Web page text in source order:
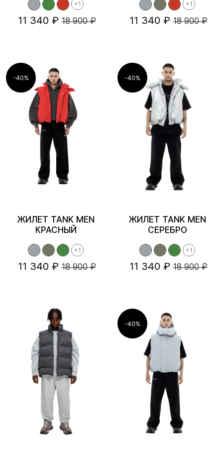
+1
11 340 ₽ 18 900 ₽
+1
11 340 ₽ 18 900 ₽
-40%
ЖИЛЕТ TANK MEN
КРАСНЫЙ
+1
11 340 ₽ 18 900 ₽
-40%
ЖИЛЕТ TANK MEN
СЕРЕБРО
+1
11 340 ₽ 18 900 ₽
-40%